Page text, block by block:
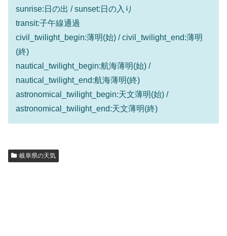
sunrise:日の出 / sunset:日の入り
transit:子午線通過
civil_twilight_begin:薄明(始) / civil_twilight_end:薄明
(終)
nautical_twilight_begin:航海薄明(始) /
nautical_twilight_end:航海薄明(終)
astronomical_twilight_begin:天文薄明(始) /
astronomical_twilight_end:天文薄明(終)
岐阜県の天気